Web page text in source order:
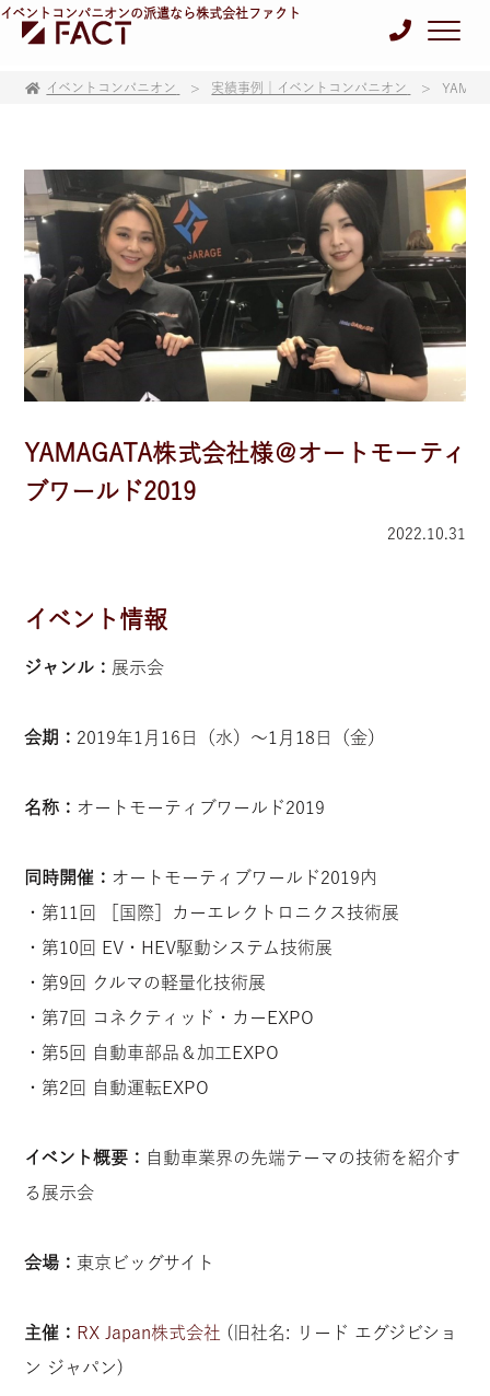
イベントコンパニオンの派遣なら株式会社ファクト
イベントコンパニオン 実績事例｜イベントコンパニオン
YAMAGATA株式会社様＠オートモーティ
ブワールド2019
2022.10.31
イベント情報
ジャンル： 展示会
会期： 2019年1月16日（水）〜1月18日（金）
名称： オートモーティブワールド2019
同時開催： オートモーティブワールド2019内
・第11回 ［国際］カーエレクトロニクス技術展
・第10回 EV・HEV駆動システム技術展
・第9回 クルマの軽量化技術展
・第7回 コネクティッド・カーEXPO
・第5回 自動車部品＆加工EXPO
・第2回 自動運転EXPO
イベント概要： 自動車業界の先端テーマの技術を紹介す
る展示会
会場： 東京ビッグサイト
主催： RX Japan株式会社 (旧社名: リード エグジビショ
ン ジャパン)